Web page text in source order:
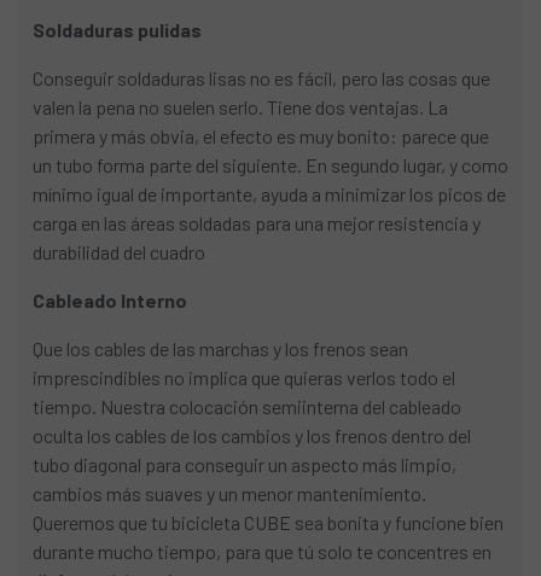
Soldaduras pulidas
Conseguir soldaduras lisas no es fácil, pero las cosas que
valen la pena no suelen serlo. Tiene dos ventajas. La
primera y más obvia, el efecto es muy bonito: parece que
un tubo forma parte del siguiente. En segundo lugar, y como
mínimo igual de importante, ayuda a minimizar los picos de
carga en las áreas soldadas para una mejor resistencia y
durabilidad del cuadro
Cableado Interno
Que los cables de las marchas y los frenos sean
imprescindibles no implica que quieras verlos todo el
tiempo. Nuestra colocación semiinterna del cableado
oculta los cables de los cambios y los frenos dentro del
tubo diagonal para conseguir un aspecto más limpio,
cambios más suaves y un menor mantenimiento.
Queremos que tu bicicleta CUBE sea bonita y funcione bien
durante mucho tiempo, para que tú solo te concentres en